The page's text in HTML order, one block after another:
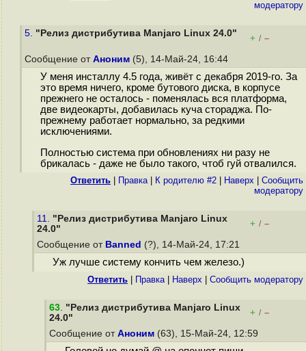
модератору
5. "Релиз дистрибутива Manjaro Linux 24.0" + / –
Сообщение от Аноним (5), 14-Май-24, 16:44
У меня инсталлу 4.5 года, живёт с декабря 2019-го. За
это время ничего, кроме бутового диска, в корпусе
прежнего не осталось - поменялась вся платформа,
две видеокарты, добавилась куча стораджа. По-
прежнему работает нормально, за редкими
исключениями.
Полностью система при обновлениях ни разу не
брикалась - даже не было такого, чтоб гуй отвалился.
Ответить Правка| К родителю #2 Наверх
Cообщить
модератору
11. "Релиз дистрибутива Manjaro Linux
24.0"
+ / –
Сообщение от Banned (?), 14-Май-24, 17:21
Уж лучше систему кончить чем железо.)
Ответить Правка| Наверх Cообщить модератору
63. "Релиз дистрибутива Manjaro Linux
24.0"
+ / –
Сообщение от Аноним (63), 15-Май-24, 12:59